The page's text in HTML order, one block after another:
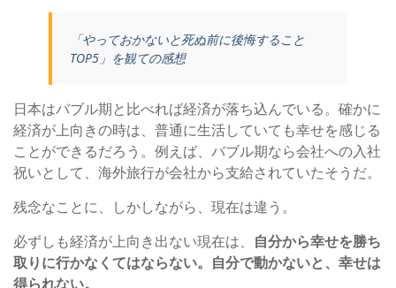
「やっておかないと死ぬ前に後悔すること
TOP5」を観ての感想
日本はバブル期と比べれば経済が落ち込んでいる。確かに
経済が上向きの時は、普通に生活していても幸せを感じる
ことができるだろう。例えば、バブル期なら会社への入社
祝いとして、海外旅行が会社から支給されていたそうだ。
残念なことに、しかしながら、現在は違う。
必ずしも経済が上向き出ない現在は、 自分から幸せを勝ち
取りに行かなくてはならない。自分で動かないと、幸せは
得られない。